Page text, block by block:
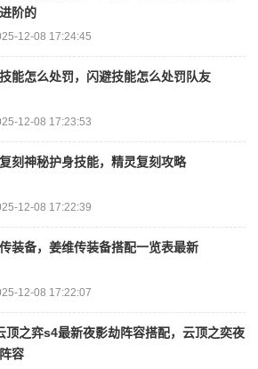
阶的
12-08 17:24:45
能怎么处罚，闪避技能怎么处罚队友
12-08 17:23:53
刻神秘护身技能，精灵复刻攻略
12-08 17:22:39
装备，姜维传装备搭配一览表最新
12-08 17:22:07
顶之弈s4最新夜影劫阵容搭配，云顶之奕夜
容